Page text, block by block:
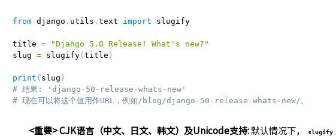
from django . utils . text import slugify
title =
"Django 5.0 Release! What's new?"
slug = slugify( title )
print ( slug )
# 结果: 'django-50-release-whats-new'
# 现在可以将这个值用作URL，例如/blog/django-50-release-whats-new/。
<重要> CJK语言（中文、日文、韩文）及Unicode支持:默认情况下， slugify